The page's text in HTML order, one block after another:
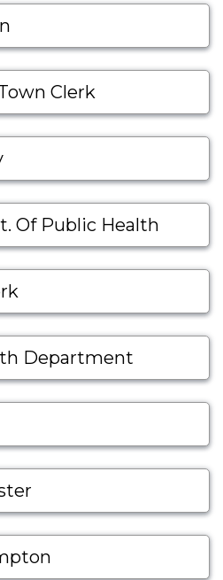
Clerk
Of Public Health
Department